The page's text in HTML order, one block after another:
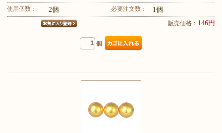
使用個数： 2個 必要注文数： 1個
販売価格： 146円
個